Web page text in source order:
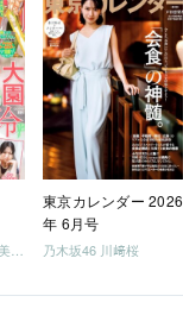
櫻坂46 大園玲 村山美羽 稲熊ひな
東京カレンダー 2026
年 6月号
乃木坂46 川﨑桜